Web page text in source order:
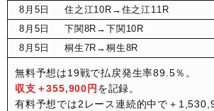
8月 5日 住之江10R →住之江11R
8月 5日 下関8R →下関10R
8月 5日 桐生7R →桐生8R
無料予想は19戦で払戻発生率89.5％。
収支＋355,900円 を記録。
有料予想では2レース連続的中で＋